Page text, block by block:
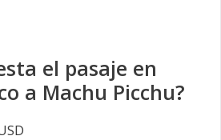
el pasaje en
a Machu Picchu?